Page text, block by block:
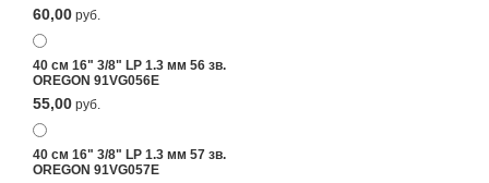
60,00 руб.
40 см 16" 3/8" LP 1.3 мм 56 зв.
OREGON 91VG056E
55,00 руб.
40 см 16" 3/8" LP 1.3 мм 57 зв.
OREGON 91VG057E